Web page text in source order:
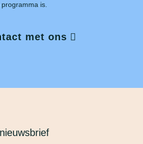
is.
met ons